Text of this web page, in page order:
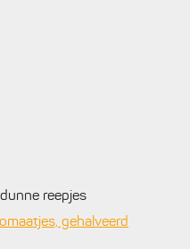
reepjes
gehalveerd